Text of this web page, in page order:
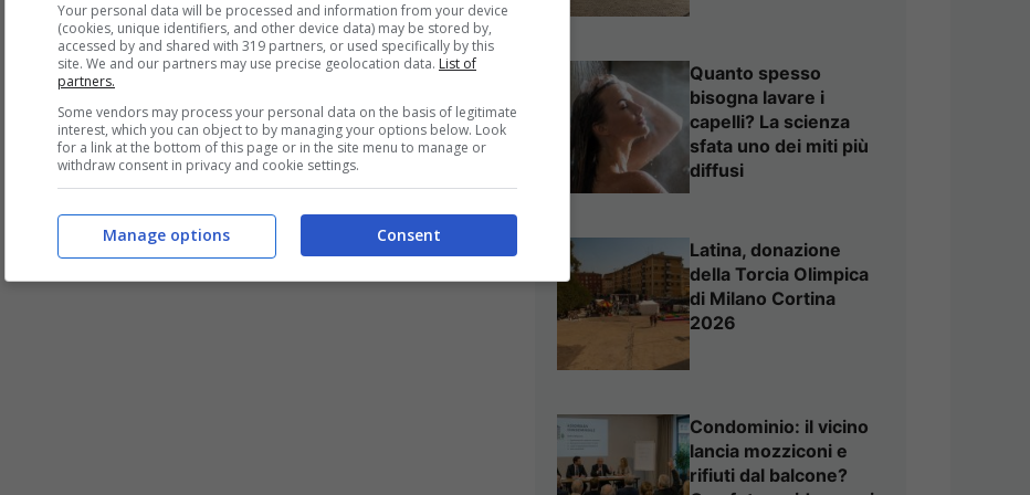
Quanto spesso
bisogna lavare i
capelli? La scienza
sfata uno dei miti più
diffusi
Latina, donazione
della Torcia Olimpica
di Milano Cortina
2026
Condominio: il vicino
lancia mozziconi e
rifiuti dal balcone?
Your personal data will be processed and information from your device
(cookies, unique identifiers, and other device data) may be stored by,
accessed by and shared with 319 partners, or used specifically by this
site. We and our partners may use precise geolocation data. List of
partners.
Some vendors may process your personal data on the basis of legitimate
interest, which you can object to by managing your options below. Look
for a link at the bottom of this page or in the site menu to manage or
withdraw consent in privacy and cookie settings.
Consent
Manage options